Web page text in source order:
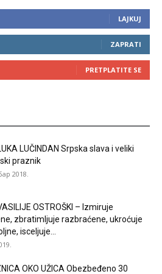
LAJKUJ
ZAPRATI
PRETPLATITE SE
LUČINDAN Srpska slava i veliki
praznik
2018.
OSTROŠKI – Izmiruje
zbratimljuje razbraćene, ukroćuje
isceljuje...
OKO UŽICA Obezbeđeno 30